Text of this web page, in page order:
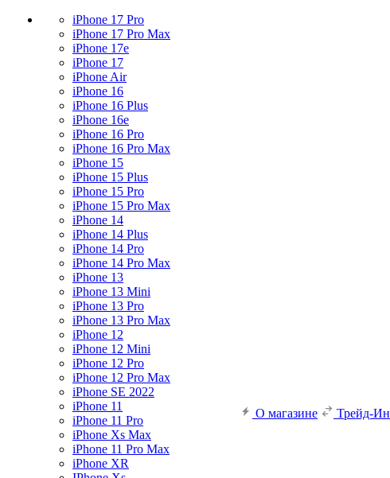
iPhone 17 Pro
iPhone 17 Pro Max
iPhone 17e
iPhone 17
iPhone Air
iPhone 16
iPhone 16 Plus
iPhone 16e
iPhone 16 Pro
iPhone 16 Pro Max
iPhone 15
iPhone 15 Plus
iPhone 15 Pro
iPhone 15 Pro Max
iPhone 14
iPhone 14 Plus
iPhone 14 Pro
iPhone 14 Pro Max
iPhone 13
iPhone 13 Mini
iPhone 13 Pro
iPhone 13 Pro Max
iPhone 12
iPhone 12 Mini
iPhone 12 Pro
iPhone 12 Pro Max
iPhone SE 2022
iPhone 11
iPhone 11 Pro
iPhone Xs Max
iPhone 11 Pro Max
iPhone XR
О магазине Трейд-Ин